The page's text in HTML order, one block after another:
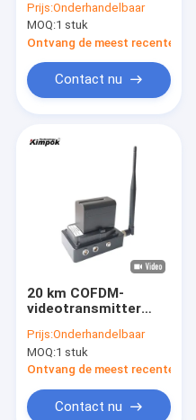
video-zender en -
ontvanger met
AES128/256-bits
encryptie
Prijs:Onderhandelbaar
MOQ:1 stuk
Ontvang de meest recente Prijs
Contact nu
20 km COFDM-
videotransmitter
op lange afstand
Prijs:Onderhandelbaar
MOQ:1 stuk
Ontvang de meest recente Prijs
Contact nu